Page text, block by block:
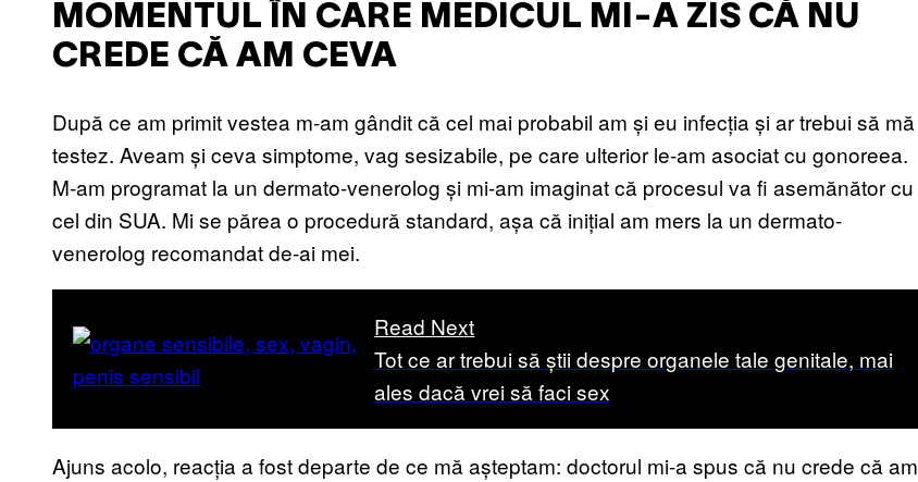
MOMENTUL ÎN CARE MEDICUL MI-A ZIS CĂ NU
CREDE CĂ AM CEVA
După ce am primit vestea m-am gândit că cel mai probabil am și eu infecția și ar trebui să mă
testez. Aveam și ceva simptome, vag sesizabile, pe care ulterior le-am asociat cu gonoreea.
M-am programat la un dermato-venerolog și mi-am imaginat că procesul va fi asemănător cu
cel din SUA. Mi se părea o procedură standard, așa că inițial am mers la un dermato-
venerolog recomandat de-ai mei.
Read Next
Tot ce ar trebui să știi despre organele tale genitale, mai
ales dacă vrei să faci sex
Ajuns acolo, reacția a fost departe de ce mă așteptam: doctorul mi-a spus că nu crede că am